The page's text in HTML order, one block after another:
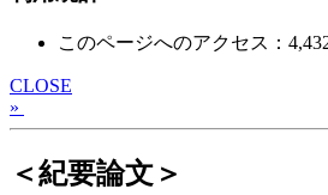
このページへのアクセス：
CLOSE
»
＜紀要論文＞